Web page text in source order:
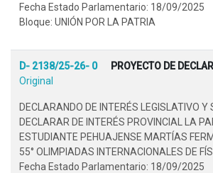
Fecha Estado Parlamentario: 18/09/2025
Bloque: UNIÓN POR LA PATRIA
D- 2138/25-26- 0 PROYECTO DE
Original
DECLARANDO DE INTERÉS LEGISLATIVO Y
DECLARAR DE INTERÉS PROVINCIAL LA
ESTUDIANTE PEHUAJENSE MARTÍAS
55° OLIMPIADAS INTERNACIONALES DE
Fecha Estado Parlamentario: 18/09/2025